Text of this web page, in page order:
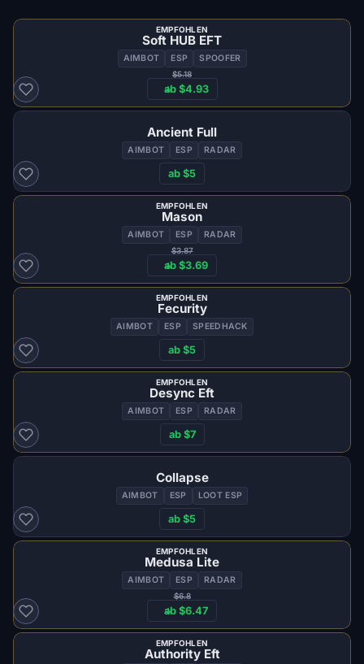
EMPFOHLEN
Soft HUB EFT
AIMBOT ESP SPOOFER
$5.18
ab $4.93
Ancient Full
AIMBOT ESP RADAR
ab $5
EMPFOHLEN
Mason
AIMBOT ESP RADAR
$3.87
ab $3.69
EMPFOHLEN
Fecurity
AIMBOT ESP SPEEDHACK
ab $5
EMPFOHLEN
Desync Eft
AIMBOT ESP RADAR
ab $7
Collapse
AIMBOT ESP LOOT ESP
ab $5
EMPFOHLEN
Medusa Lite
AIMBOT ESP RADAR
$6.8
ab $6.47
EMPFOHLEN
Authority Eft